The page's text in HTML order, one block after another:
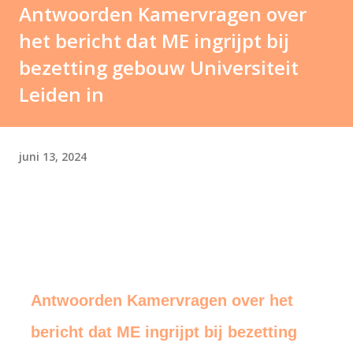
Antwoorden Kamervragen over
het bericht dat ME ingrijpt bij
bezetting gebouw Universiteit
Leiden in
juni 13, 2024
Antwoorden Kamervragen over het
bericht dat ME ingrijpt bij bezetting